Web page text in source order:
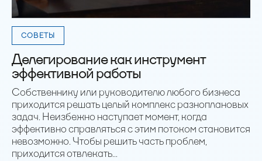
СОВЕТЫ
Делегирование как инструмент
эффективной работы
Собственнику или руководителю любого бизнеса
приходится решать целый комплекс разноплановых
задач. Неизбежно наступает момент, когда
эффективно справляться с этим потоком становится
невозможно. Чтобы решить часть проблем,
приходится отвлекать...